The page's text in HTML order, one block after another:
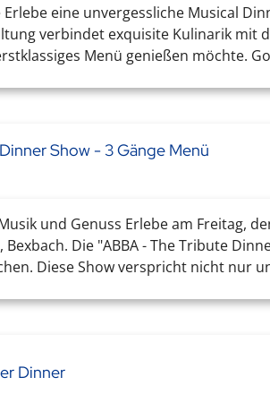
eine unvergessliche Musical
verbindet exquisite Kulinarik
Menü genießen möchte.
Show - 3 Gänge Menü
und Genuss Erlebe am Freitag,
Die "ABBA - The Tribute
Diese Show verspricht nicht nur
Dinner